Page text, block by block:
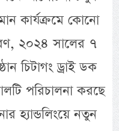
কার্যক্রমে কোনো
২০২৪ সালের ৭
চিটাগং ড্রাই ডক
পরিচালনা করছে
হ্যান্ডলিংয়ে নতুন